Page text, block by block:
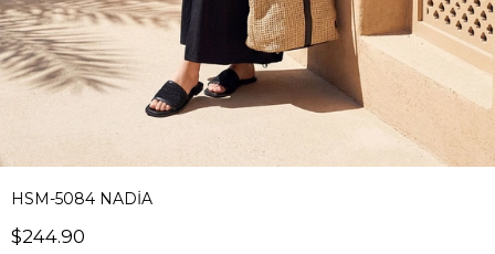
HSM-5084 NADİA
$244.90